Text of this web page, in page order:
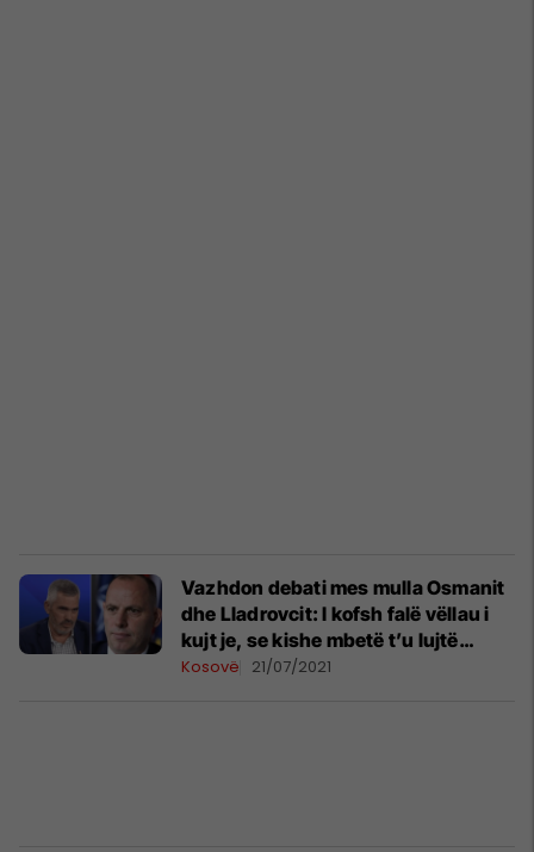
Vazhdon debati mes mulla Osmanit
dhe Lladrovcit: I kofsh falë vëllau i
kujt je, se kishe mbetë t’u lujtë
pitpidak në arat e Gllanasellës
Kosovë 21/07/2021